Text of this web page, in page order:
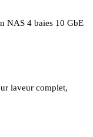
NAS 4 baies 10 GbE
laveur complet,